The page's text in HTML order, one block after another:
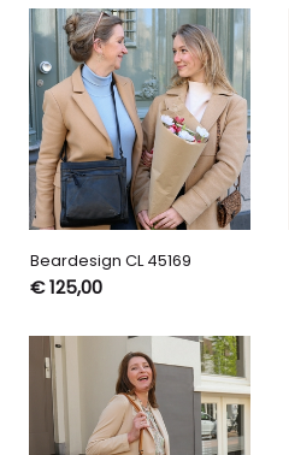
Beardesign CL 45169
€ 125,00